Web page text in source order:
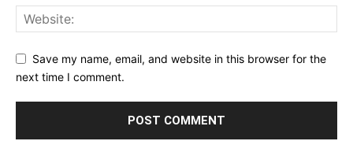
Save my name, email, and website in this browser for the
next time I comment.